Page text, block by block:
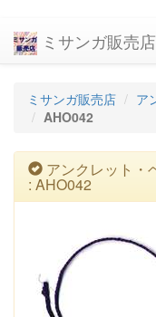
ミサンガ販売店
ミサンガ販売店 ア
AHO042
アンクレット・
: AHO042